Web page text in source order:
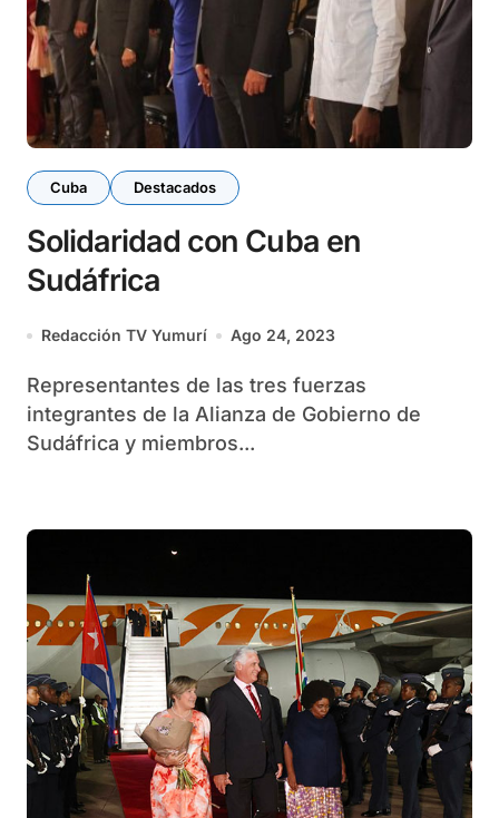
Cuba Destacados
Solidaridad con Cuba en
Sudáfrica
Redacción TV Yumurí Ago 24, 2023
Representantes de las tres fuerzas
integrantes de la Alianza de Gobierno de
Sudáfrica y miembros...